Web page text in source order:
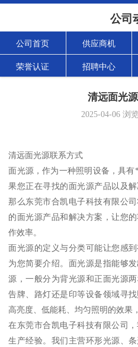
公司
公司首页 供应商机
荣誉认证 招聘中心
清远面光
2025-04-06浏览
清远面光源联系方式
面光源，作为一种照明设备，具
果您正在寻找的面光源产品以及
那么东莞市合凯电子科技有限公
的面光源产品和解决方案，让您
作效率。
面光源的定义与分类可能让您感
为您简要介绍。面光源是指能够
源，一般分为背光源和正面光源
告牌、路灯还是印等设备领域寻
高亮度、低能耗、均匀照明的效果
在东莞市合凯电子科技有限公司
生产经验。我们主营环形光源、